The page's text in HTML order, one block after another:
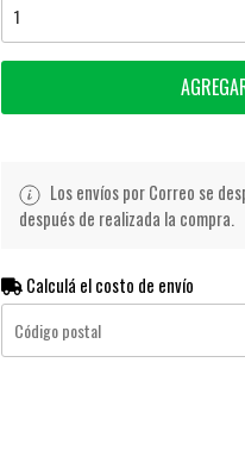
Los envíos por Correo se
después de realizada la compra.
Calculá el costo de envío